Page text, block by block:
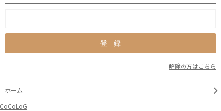
解除の方はこちら
ホーム
CoCoLoG